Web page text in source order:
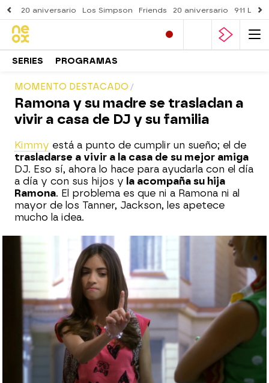
20 aniversario Los Simpson Friends 20 aniversario 911
SERIES PROGRAMAS
MOMENTO DESTACADO
Ramona y su madre se trasladan a
vivir a casa de DJ y su familia
Kimmy está a punto de cumplir un sueño; el de
trasladarse a vivir a la casa de su mejor amiga
DJ. Eso sí, ahora lo hace para ayudarla con el día
a día y con sus hijos y la acompaña su hija
Ramona. El problema es que ni a Ramona ni al
mayor de los Tanner, Jackson, les apetece
mucho la idea.
neox
Madrid
Publicado:20 de enero de 2020, 18:02